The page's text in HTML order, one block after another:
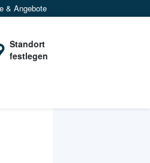
& Angebote
Standort
festlegen